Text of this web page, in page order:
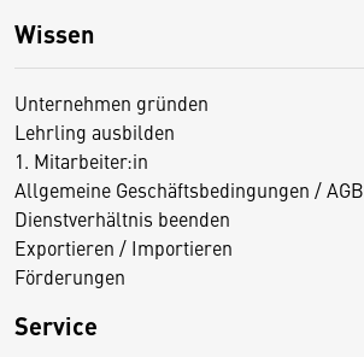
Wissen
Unternehmen gründen
Lehrling ausbilden
1. Mitarbeiter:in
Allgemeine Geschäftsbedingungen / AGB
Dienstverhältnis beenden
Exportieren / Importieren
Förderungen
Service